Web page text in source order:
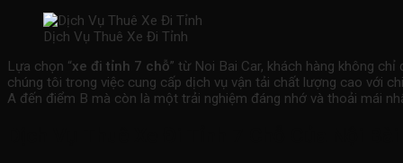
Dịch Vụ Thuê Xe Đi Tỉnh
Lựa chọn “xe đi tỉnh 7 chỗ” từ Noi Bai Car, khách hàng không
chúng tôi trong việc cung cấp dịch vụ vận tải chất lượng cao với
A đến điểm B mà còn là một trải nghiệm đáng nhớ và thoải mái